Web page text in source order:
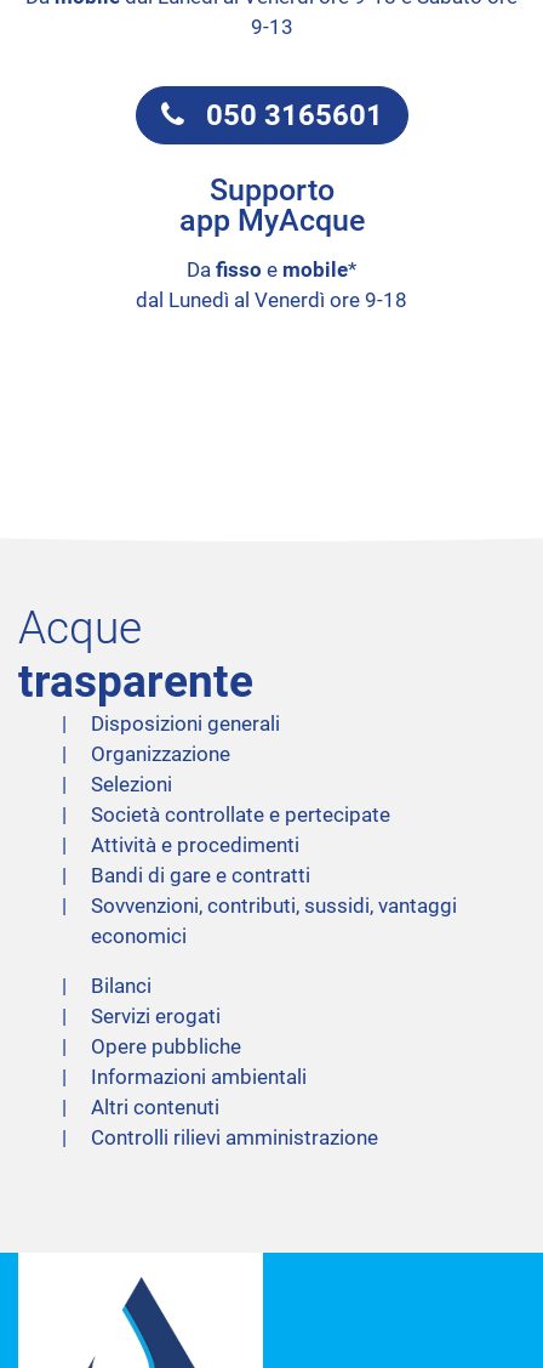
9-13
050 3165601
Supporto
app MyAcque
Da fisso e mobile*
dal Lunedì al Venerdì ore 9-18
Acque
trasparente
Disposizioni generali
Organizzazione
Selezioni
Società controllate e pertecipate
Attività e procedimenti
Bandi di gare e contratti
Sovvenzioni, contributi, sussidi, vantaggi
economici
Bilanci
Servizi erogati
Opere pubbliche
Informazioni ambientali
Altri contenuti
Controlli rilievi amministrazione